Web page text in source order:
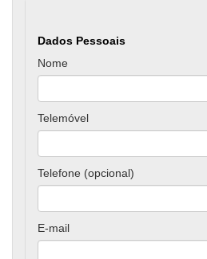
Dados Pessoais
Nome
Telemóvel
Telefone (opcional)
E-mail